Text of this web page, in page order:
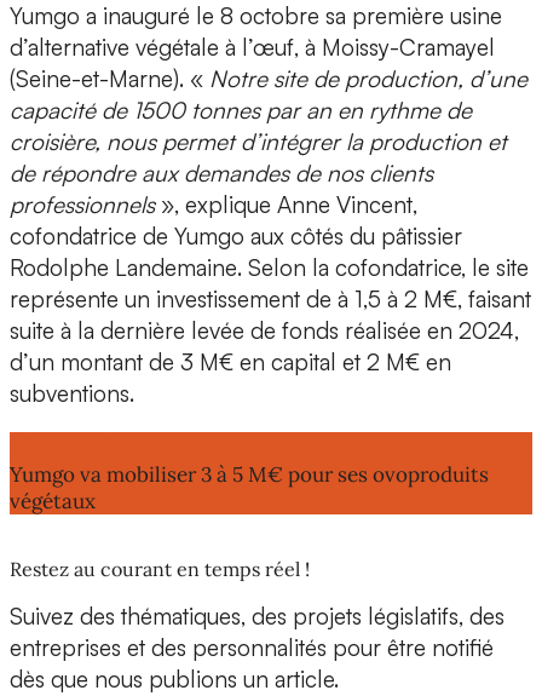
Yumgo a inauguré le 8 octobre sa première usine
d’alternative végétale à l’œuf, à Moissy-Cramayel
(Seine-et-Marne). « Notre site de production, d’une
capacité de 1500 tonnes par an en rythme de
croisière, nous permet d’intégrer la production et
de répondre aux demandes de nos clients
professionnels», explique Anne Vincent,
cofondatrice de Yumgo aux côtés du pâtissier
Rodolphe Landemaine. Selon la cofondatrice, le site
représente un investissement de à 1,5 à 2 M€, faisant
suite à la dernière levée de fonds réalisée en 2024,
d’un montant de 3 M€ en capital et 2 M€ en
subventions.
Yumgo va mobiliser 3 à 5 M€ pour ses ovoproduits
végétaux
Restez au courant en temps réel !
Suivez des thématiques, des projets législatifs, des
entreprises et des personnalités pour être notifié
dès que nous publions un article.